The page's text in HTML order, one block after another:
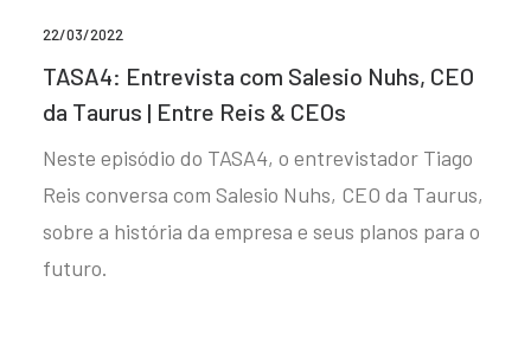
22/03/2022
TASA4: Entrevista com Salesio Nuhs, CEO
da Taurus | Entre Reis & CEOs
Neste episódio do TASA4, o entrevistador Tiago
Reis conversa com Salesio Nuhs, CEO da Taurus,
sobre a história da empresa e seus planos para o
futuro.